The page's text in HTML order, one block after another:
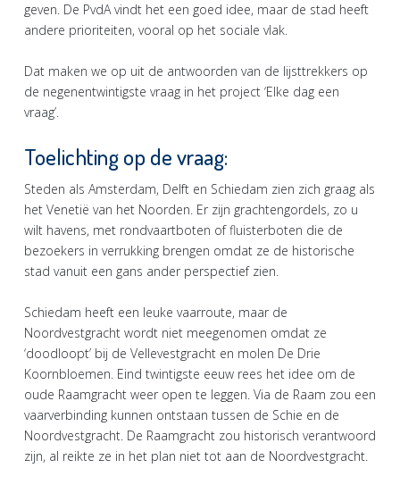
geven. De PvdA vindt het een goed idee, maar de stad heeft
andere prioriteiten, vooral op het sociale vlak.
Dat maken we op uit de antwoorden van de lijsttrekkers op
de negenentwintigste vraag in het project ‘Elke dag een
vraag’.
Toelichting op de vraag:
Steden als Amsterdam, Delft en Schiedam zien zich graag als
het Venetië van het Noorden. Er zijn grachtengordels, zo u
wilt havens, met rondvaartboten of fluisterboten die de
bezoekers in verrukking brengen omdat ze de historische
stad vanuit een gans ander perspectief zien.
Schiedam heeft een leuke vaarroute, maar de
Noordvestgracht wordt niet meegenomen omdat ze
‘doodloopt’ bij de Vellevestgracht en molen De Drie
Koornbloemen. Eind twintigste eeuw rees het idee om de
oude Raamgracht weer open te leggen. Via de Raam zou een
vaarverbinding kunnen ontstaan tussen de Schie en de
Noordvestgracht. De Raamgracht zou historisch verantwoord
zijn, al reikte ze in het plan niet tot aan de Noordvestgracht.